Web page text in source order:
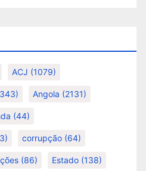
ACJ (1079)
Angola (2131)
(44)
corrupção (64)
(86) Estado (138)